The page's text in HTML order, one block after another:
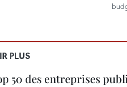
PLUS
50 des entreprises